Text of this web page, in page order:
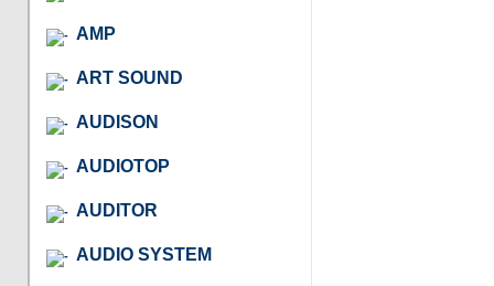
AMP
ART SOUND
AUDISON
AUDIOTOP
AUDITOR
AUDIO SYSTEM